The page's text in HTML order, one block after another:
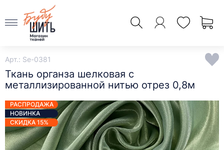
Арт.: Se-0381
Ткань органза шелковая с
металлизированной нитью отрез 0,8м
РАСПРОДАЖА
НОВИНКА
СКИДКА 15%